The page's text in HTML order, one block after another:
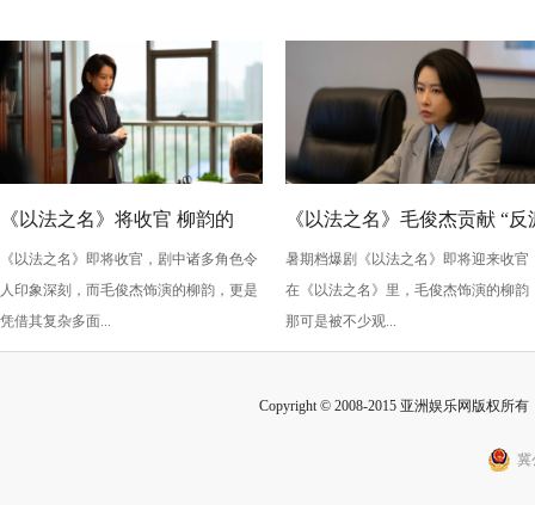
《以法之名》将收官 柳韵的
“蠢” 让毛俊杰重回巅峰
《以法之名》即将收官，剧中诸多角色令
人印象深刻，而毛俊杰饰演的柳韵，更是
凭借其复杂多面...
《以法之名》毛俊杰贡献 “反
级” 演技？柳韵的 “蠢” 是表演
的胜利！
暑期档爆剧《以法之名》即将迎来收官
在《以法之名》里，毛俊杰饰演的柳韵
那可是被不少观...
Copyright © 2008-2015 亚洲娱乐网版权所
冀